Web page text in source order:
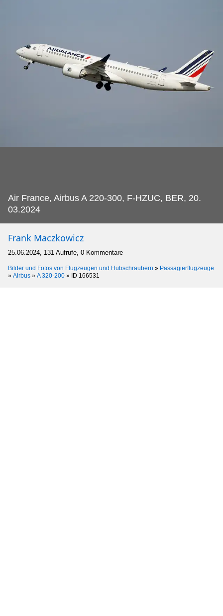
Air France, Airbus A 220-300, F-HZUC, BER, 20.
03.2024
Frank Maczkowicz
25.06.2024, 131 Aufrufe, 0 Kommentare
Bilder und Fotos von Flugzeugen und Hubschraubern » Passagierflugzeuge
» Airbus » A 320-200 » ID 166531